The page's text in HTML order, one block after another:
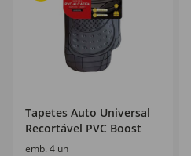
Tapetes Auto Universal
Recortável PVC Boost
emb. 4 un